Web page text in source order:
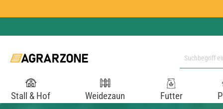
Stall & Hof Weidezaun Futter